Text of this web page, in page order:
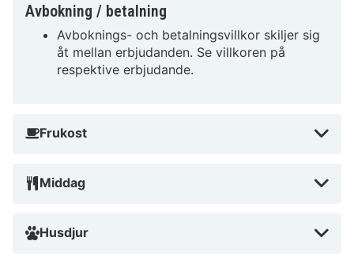
Avbokning / betalning
Avboknings- och betalningsvillkor skiljer sig
åt mellan erbjudanden. Se villkoren på
respektive erbjudande.
Frukost
Middag
Husdjur